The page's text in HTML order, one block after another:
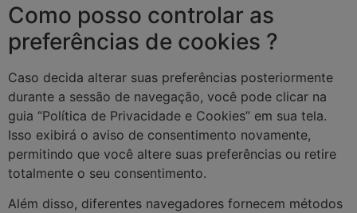
Como posso controlar as
preferências de cookies ?
Caso decida alterar suas preferências posteriormente
durante a sessão de navegação, você pode clicar na
guia “Política de Privacidade e Cookies” em sua tela.
Isso exibirá o aviso de consentimento novamente,
permitindo que você altere suas preferências ou retire
totalmente o seu consentimento.
Além disso, diferentes navegadores fornecem métodos